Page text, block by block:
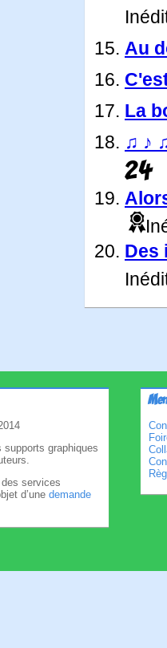
Au
La
♫ ♪
24
Des
supports graphiques
services
d’une demande